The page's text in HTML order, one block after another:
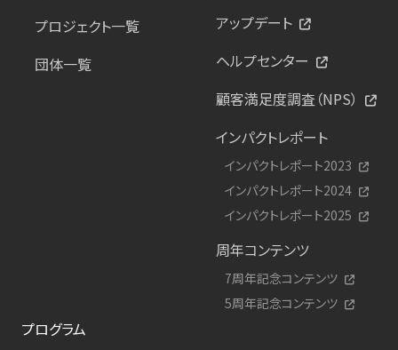
プロジェクト一覧
団体一覧
アップデート
ヘルプセンター
顧客満足度調査（NPS）
インパクトレポート
インパクトレポート2023
インパクトレポート2024
インパクトレポート2025
周年コンテンツ
7周年記念コンテンツ
5周年記念コンテンツ
プログラム